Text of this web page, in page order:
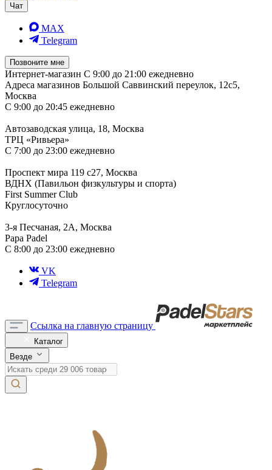
Чат
MAX
Telegram
Позвоните мне
Интернет-магазин С 9:00 до 21:00 ежедневно
Адреса магазинов Большой Саввинский переулок, 12с5,
Москва
С 9:00 до 20:45 ежедневно
Автозаводская улица, 18, Москва
ТРЦ «Ривьера»
С 7:00 до 23:00 ежедневно
Проспект мира 119 с27, Москва
ВДНХ (Павильон физкультуры и спорта)
First Summer Club
Круглосуточно
3-я Песчаная, 2А, Москва
Papa Padel
С 8:00 до 23:00 ежедневно
VK
Telegram
Ссылка на главную страницу
Каталог
Везде